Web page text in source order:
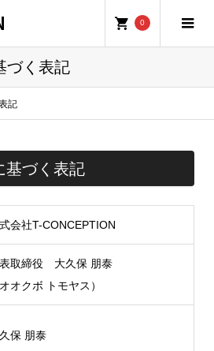
0
づく表記
記
基づく表記
会社T-CONCEPTION
取締役 大久保 朋泰
オオクボ トモヤス）
保 朋泰